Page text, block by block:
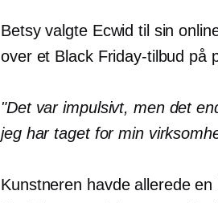
Betsy valgte Ecwid til sin
over et Black Friday-tilbud på
"Det var impulsivt, men det
jeg har taget for min
Kunstneren havde allerede